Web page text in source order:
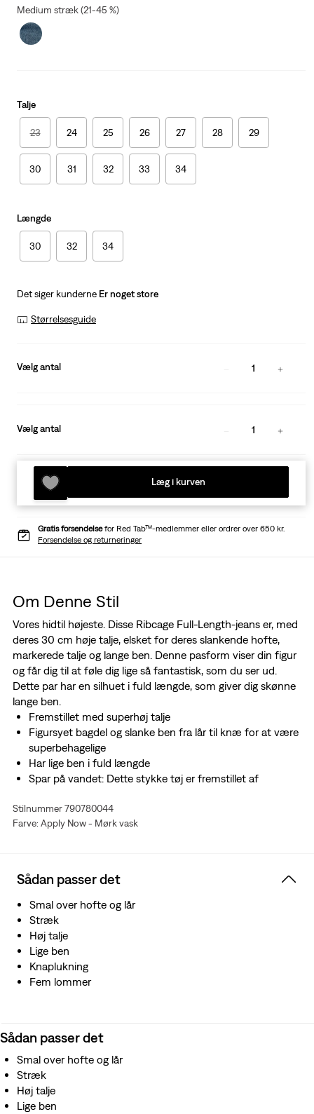
Medium stræk (21-45 %)
Talje
23 24 25 26 27 28 29
30 31 32 33 34
Længde
30 32 34
Det siger kunderne Er noget store
Størrelsesguide
Vælg antal 1
Vælg antal 1
Læg i kurven
Gratis forsendelsefor Red Tab™-medlemmer eller ordrer over 650 kr.
Forsendelse og returneringer
Om Denne Stil
Vores hidtil højeste. Disse Ribcage Full-Length-jeans er, med
deres 30 cm høje talje, elsket for deres slankende hofte,
markerede talje og lange ben. Denne pasform viser din figur
og får dig til at føle dig lige så fantastisk, som du ser ud.
Dette par har en silhuet i fuld længde, som giver dig skønne
lange ben.
Fremstillet med superhøj talje
Figursyet bagdel og slanke ben fra lår til knæ for at være
superbehagelige
Har lige ben i fuld længde
Spar på vandet: Dette stykke tøj er fremstillet af
denne begrænsede ressource
Stilnummer 790780044
Farve: Apply Now - Mørk vask
Sådan passer det
Smal over hofte og lår
Stræk
Høj talje
Lige ben
Knaplukning
Fem lommer
Sådan passer det
Smal over hofte og lår
Stræk
Høj talje
Lige ben